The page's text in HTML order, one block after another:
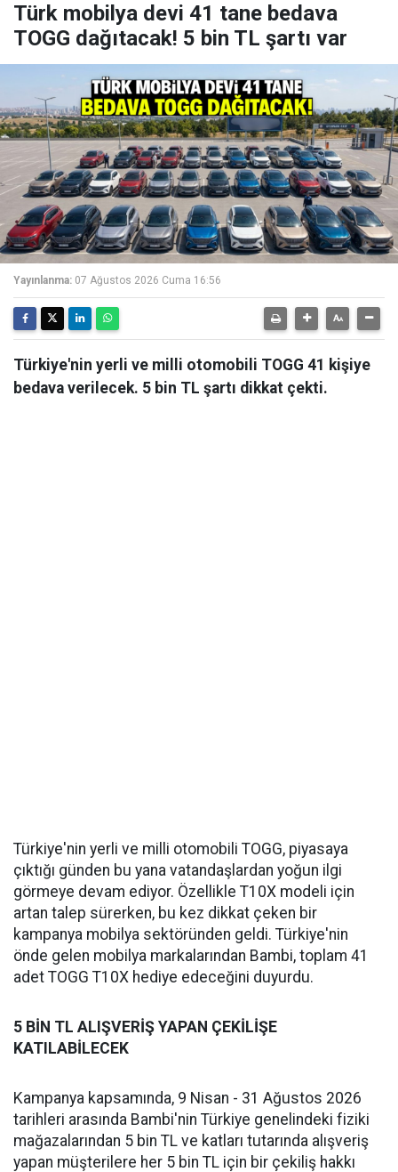
Türk mobilya devi 41 tane bedava
TOGG dağıtacak! 5 bin TL şartı var
Yayınlanma: 07 Ağustos 2026 Cuma 16:56
Türkiye'nin yerli ve milli otomobili TOGG 41 kişiye
bedava verilecek. 5 bin TL şartı dikkat çekti.
Türkiye'nin yerli ve milli otomobili TOGG, piyasaya
çıktığı günden bu yana vatandaşlardan yoğun ilgi
görmeye devam ediyor. Özellikle T10X modeli için
artan talep sürerken, bu kez dikkat çeken bir
kampanya mobilya sektöründen geldi. Türkiye'nin
önde gelen mobilya markalarından Bambi, toplam 41
adet TOGG T10X hediye edeceğini duyurdu.
5 BİN TL ALIŞVERİŞ YAPAN ÇEKİLİŞE
KATILABİLECEK
Kampanya kapsamında, 9 Nisan - 31 Ağustos 2026
tarihleri arasında Bambi'nin Türkiye genelindeki fiziki
mağazalarından 5 bin TL ve katları tutarında alışveriş
yapan müşterilere her 5 bin TL için bir çekiliş hakkı